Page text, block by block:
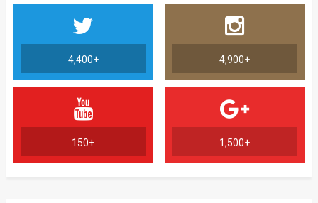
4,400+ 4,900+
150+ 1,500+